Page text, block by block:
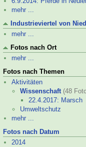
mehr ...
Industrieviertel von
mehr ...
Fotos nach Ort
mehr ...
Fotos nach Themen
Aktivitäten
Wissenschaft (48
22.4.2017: Marsch
Umweltschutz
mehr ...
Fotos nach Datum
2014